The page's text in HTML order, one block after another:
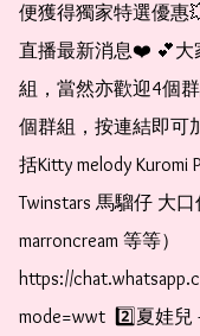
便獲得獨家特選優惠
直播最新消息❤️ 💕大
組，當然亦歡迎4個
個群組，按連結即可
括Kitty melody Kuromi
Twinstars 馬騮仔 大口
marroncream 等等）
https://
mode=wwt  2️⃣夏娃兒